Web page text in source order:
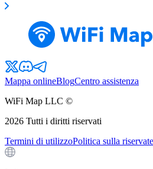
Mappa onlineBlogCentro assistenza
WiFi Map LLC ©
2026 Tutti i diritti riservati
Termini di utilizzoPolitica sulla